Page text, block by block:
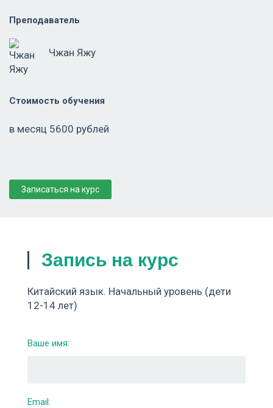
Преподаватель
Чжан Яжу
Стоимость обучения
в месяц 5600 рублей
Записаться на курс
Запись на курс
Китайский язык. Начальный уровень (дети
12-14 лет)
Ваше имя:
Email: